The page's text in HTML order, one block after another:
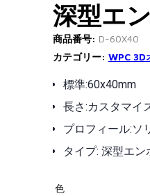
深型エ
商品番号: D-60X40
カテゴリー: WPC 3D
標準:60x40mm
長さ:カスタマイ
プロフィール:ソ
タイプ: 深型エン
色